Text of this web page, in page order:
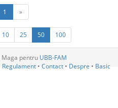
1 »
10 25 50 100
Maga pentru UBB-FAM
Regulament • Contact • Despre • Basic